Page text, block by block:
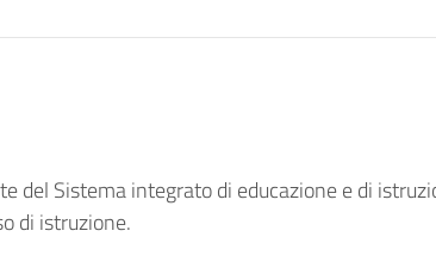
del Sistema integrato di educazione e di
di istruzione.